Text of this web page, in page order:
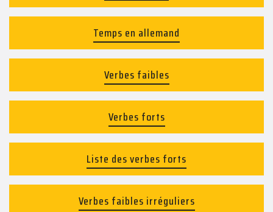
Temps en allemand
Verbes faibles
Verbes forts
Liste des verbes forts
Verbes faibles irréguliers